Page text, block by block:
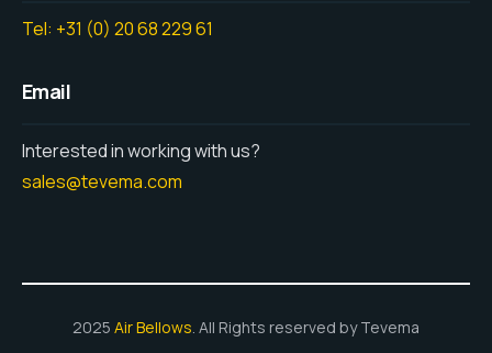
Tel: +31 (0) 20 68 229 61
Email
Interested in working with us?
sales@tevema.com
2025 Air Bellows. All Rights reserved by Tevema